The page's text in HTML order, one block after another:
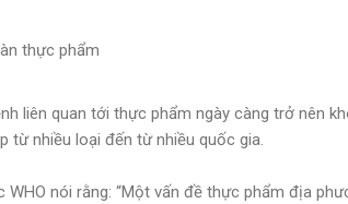
liên quan tới thực phẩm ngày càng trở nên
nhiều loại đến từ nhiều quốc gia.
nói rằng: “Một vấn đề thực phẩm địa